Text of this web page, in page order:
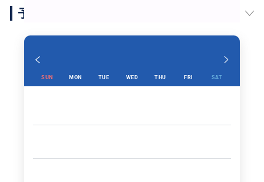
予約スケジュール
SUN MON TUE WED THU FRI SAT